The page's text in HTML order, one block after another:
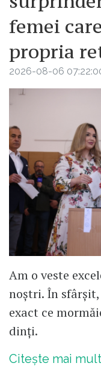
femei
propria
2026-08-06
Am o veste
noștri. În sfârșit,
exact ce
dinți.
Citește mai mult